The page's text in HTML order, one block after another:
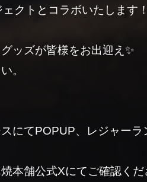
クトとコラボいたします
ッズが皆様をお出迎え✨
。
にてPOPUP、レジャー
本舗公式Xにてご確認くだ